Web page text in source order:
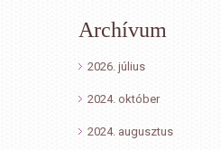
Archívum
2026. július
2024. október
2024. augusztus